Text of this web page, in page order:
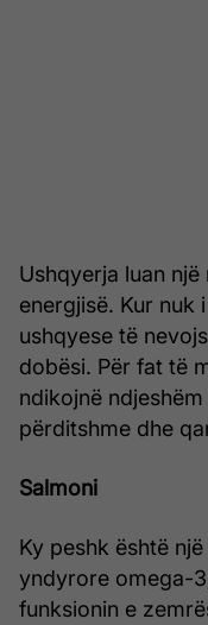
Ushqyerja luan
energjisë. Kur nuk
ushqyese të
dobësi. Për fat të
ndikojnë
përditshme dhe
Salmoni
Ky peshk është
yndyrore omega-
funksionin e